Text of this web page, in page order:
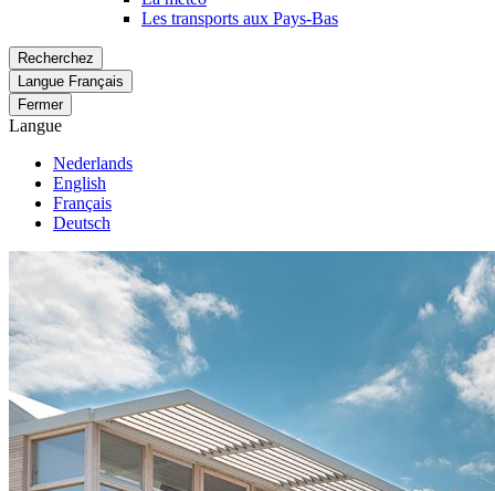
Les transports aux Pays-Bas
Recherchez
Langue Français
Fermer
Langue
Nederlands
English
Français
Deutsch